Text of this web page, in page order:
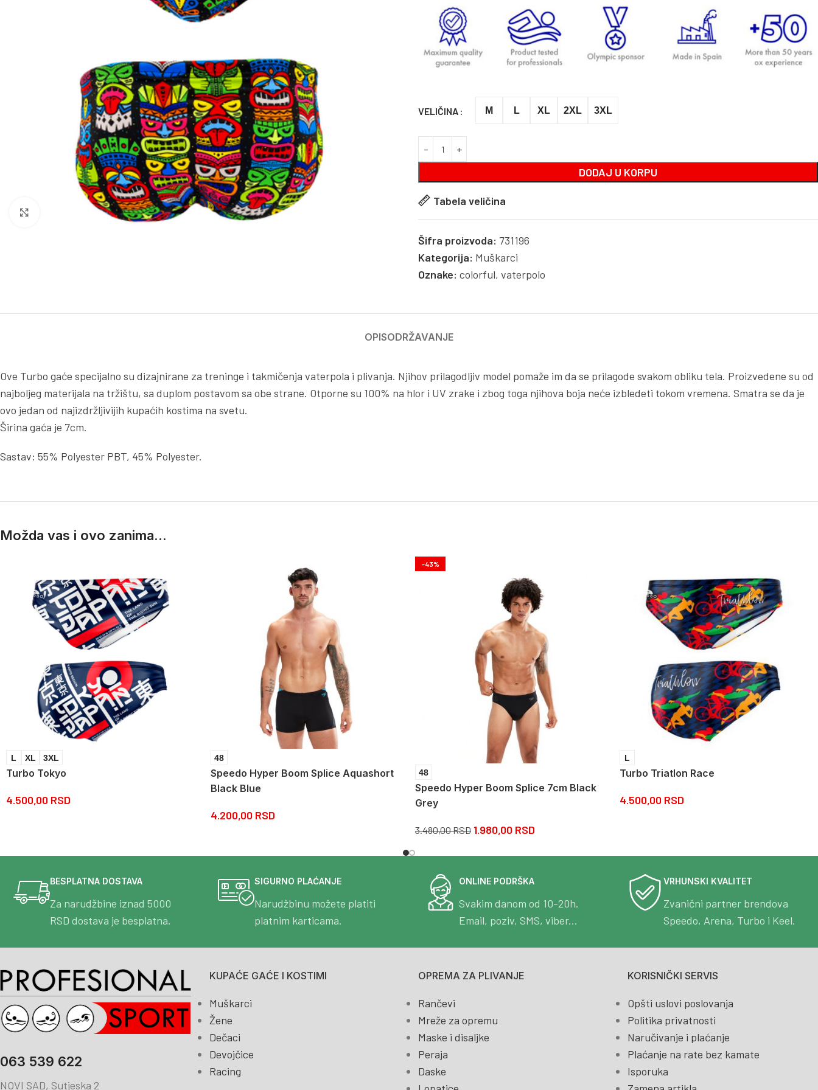
Kliknite za uvećanje
VELIČINA M L XL 2XL 3XL
DODAJ U KORPU
Tabela veličina
Šifra proizvoda: 731196
Kategorija: Muškarci
Oznake: colorful, vaterpolo
OPISODRŽAVANJE
Ove Turbo gaće specijalno su dizajnirane za treninge i takmičenja vaterpola i plivanja. Njihov prilagodljiv model pomaže im da se prilagode svakom obliku tela. Proizvedene su od
najboljeg materijala na tržištu, sa duplom postavom sa obe strane. Otporne su 100% na hlor i UV zrake i zbog toga njihova boja neće izbledeti tokom vremena. Smatra se da je
ovo jedan od najizdržljivijih kupaćih kostima na svetu.
Širina gaća je 7cm.
Sastav: 55% Polyester PBT, 45% Polyester.
Možda vas i ovo zanima...
L XL 3XL
Turbo Tokyo
4.500,00 RSD
48
Speedo Hyper Boom Splice Aquashort
Black Blue
4.200,00 RSD
-43%
48
Speedo Hyper Boom Splice 7cm Black
Grey
3.480,00RSD 1.980,00 RSD
L
Turbo Triatlon Race
4.500,00 RSD
BESPLATNA DOSTAVA
Za narudžbine iznad 5000
RSD dostava je besplatna.
SIGURNO PLAĆANJE
Narudžbinu možete platiti
platnim karticama.
ONLINE PODRŠKA
Svakim danom od 10-20h.
Email, poziv, SMS, viber...
VRHUNSKI KVALITET
Zvanični partner brendova
Speedo, Arena, Turbo i Keel.
063 539 622
NOVI SAD, Sutjeska 2
KUPAĆE GAĆE I KOSTIMI
Muškarci
Žene
Dečaci
Devojčice
Racing
OPREMA ZA PLIVANJE
Rančevi
Mreže za opremu
Maske i disaljke
Peraja
Daske
KORISNIČKI SERVIS
Opšti uslovi poslovanja
Politika privatnosti
Naručivanje i plaćanje
Plaćanje na rate bez kamate
Isporuka